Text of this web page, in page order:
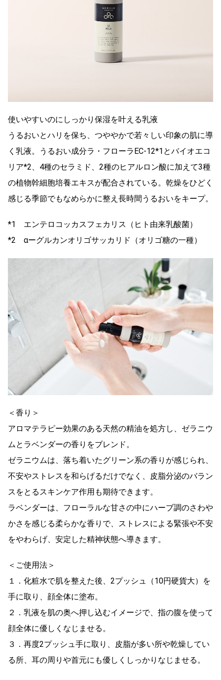
使いやすいのにしっかり保湿を叶える乳液
うるおいとハリを保ち、つややかで若々しい印象の肌に導
く乳液。うるおい成分ラ・フローラEC-12*1とバイオエコ
リア*2、4種のセラミド、2種のヒアルロン酸に加えて3種
の植物幹細胞培養エキスが配合されている。乾燥をひどく
感じる季節でもなめらかに整え長時間うるおいをキープ。
*1 エンテロコッカスフェカリス（ヒト由来乳酸菌）
*2 αーグルカンオリゴサッカリド（オリゴ糖の一種）
＜香り＞
アロマテラピー効果のある天然の精油を処方し、ゼラニウ
ムとラベンダーの香りをブレンド。
ゼラニウムは、落ち着いたグリーン系の香りが感じられ、
不安やストレスを和らげるだけでなく、皮脂分泌のバラン
スをとるスキンケア作用も期待できます。
ラベンダーは、フローラルな甘さの中にハーブ調のさわや
かさを感じる柔らかな香りで、ストレスによる緊張や不安
をやわらげ、安定した精神状態へ導きます。
＜ご使用法＞
１．化粧水で肌を整えた後、2プッシュ（10円硬貨大）を
手に取り、顔全体に塗布。
２．乳液を肌の奥へ押し込むイメージで、指の腹を使って
顔全体に優しくなじませる。
３．再度2プッシュ手に取り、皮脂が多い所や乾燥してい
る所、耳の周りや首元にも優しくしっかりなじませる。